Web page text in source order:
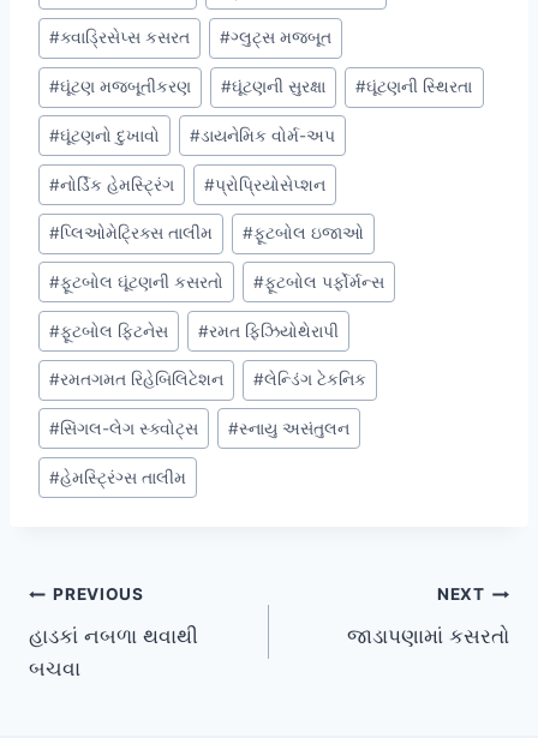
#ક્વાડ્રિસેપ્સ કસરત #ગ્લુટ્સ મજબૂત
#ઘૂંટણ મજબૂતીકરણ #ઘૂંટણની સુરક્ષા #ઘૂંટણની સ્થિરતા
#ઘૂંટણનો દુખાવો #ડાયનેમિક વોર્મ-અપ
#નોર્ડિક હેમસ્ટ્રિંગ #પ્રોપ્રિયોસેપ્શન
#પ્લિઓમેટ્રિક્સ તાલીમ #ફૂટબોલ ઇજાઓ
#ફૂટબોલ ઘૂંટણની કસરતો #ફૂટબોલ પર્ફોર્મન્સ
#ફૂટબોલ ફિટનેસ #રમત ફિઝિયોથેરાપી
#રમતગમત રિહેબિલિટેશન #લેન્ડિંગ ટેકનિક
#સિંગલ-લેગ સ્ક્વોટ્સ #સ્નાયુ અસંતુલન
#હેમસ્ટ્રિંગ્સ તાલીમ
Post
navigation
PREVIOUS
હાડકાં નબળા થવાથી
બચવા
NEXT
જાડાપણામાં કસરતો